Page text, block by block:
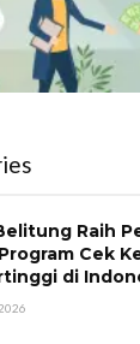
Raih
Cek
di